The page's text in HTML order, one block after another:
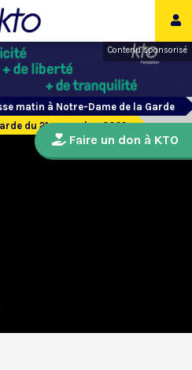
Contenu sponsorisé
matin à Notre-Dame de la Garde
du 21 novembre 2022
Faire un don à KTO